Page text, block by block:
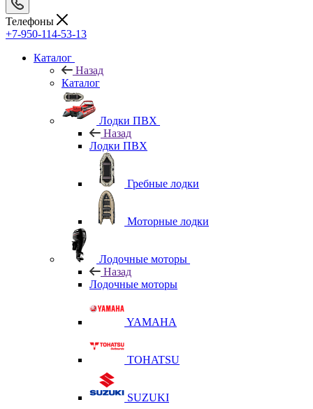
Телефоны
+7-950-114-53-13
Каталог
Назад
Каталог
Лодки ПВХ
Назад
Лодки ПВХ
Гребные лодки
Моторные лодки
Лодочные моторы
Назад
Лодочные моторы
YAMAHA
TOHATSU
SUZUKI